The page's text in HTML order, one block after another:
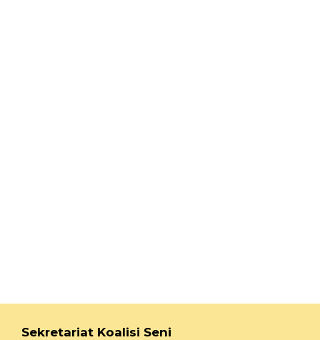
Sekretariat Koalisi Seni